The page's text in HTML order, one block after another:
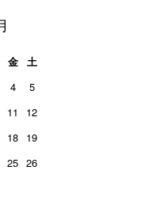
金
土
4
5
11
12
18 19
25 26